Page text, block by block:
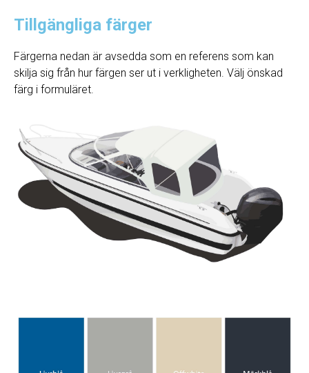
Tillgängliga färger
Färgerna nedan är avsedda som en referens som kan
skilja sig från hur färgen ser ut i verkligheten. Välj önskad
färg i formuläret.